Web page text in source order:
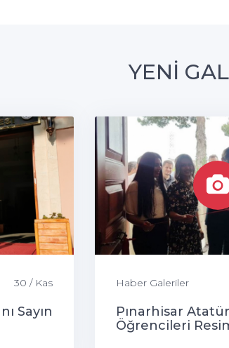
YENİ
30 / Kas
Sayın
Haber Galeriler
Pınarhisar
Öğrencileri